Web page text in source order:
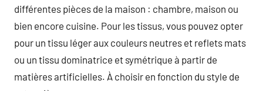
différentes pièces de la maison : chambre, maison ou
bien encore cuisine. Pour les tissus, vous pouvez opter
pour un tissu léger aux couleurs neutres et reflets mats
ou un tissu dominatrice et symétrique à partir de
matières artificielles. À choisir en fonction du style de